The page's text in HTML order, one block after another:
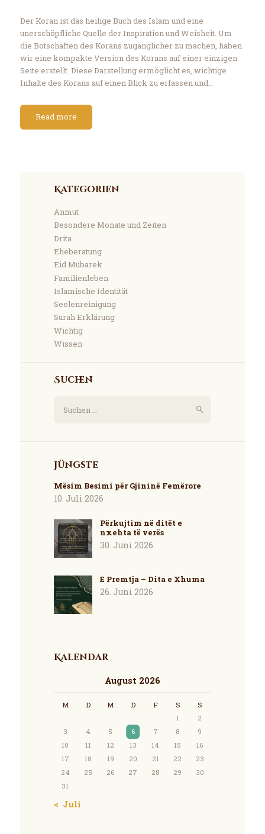
Der Koran ist das heilige Buch des Islam und eine
unerschöpfliche Quelle der Inspiration und Weisheit. Um
die Botschaften des Korans zugänglicher zu machen, haben
wir eine kompakte Version des Korans auf einer einzigen
Seite erstellt. Diese Darstellung ermöglicht es, wichtige
Inhalte des Korans auf einen Blick zu erfassen und…
Read more
Kategorien
Anmut
Besondere Monate und Zeiten
Drita
Eheberatung
Eid Mubarek
Familienleben
Islamische Identität
Seelenreinigung
Surah Erklärung
Wichtig
Wissen
Suchen
nach:
Jüngste
Mësim Besimi për Gjininë Femërore
10. Juli 2026
Përkujtim në ditët e
nxehta të verës
30. Juni 2026
E Premtja – Dita e Xhuma
26. Juni 2026
Kalendar
August 2026
M D M D F S
S
1
2
3
4 5 6 7 8
9
10
11 12 13 14 15
16
17
18 19 20 21 22
23
24
25 26 27 28 29
30
31
« Juli